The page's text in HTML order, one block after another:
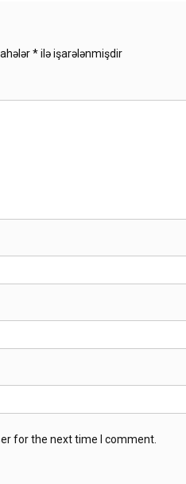
*ilə işarələnmişdir
for the next time I comment.